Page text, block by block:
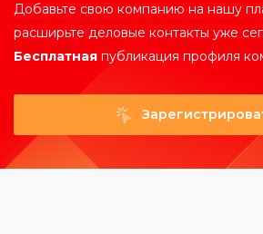
Добавьте свою компанию на нашу
расширьте деловые контакты уже
Бесплатная публикация профиля